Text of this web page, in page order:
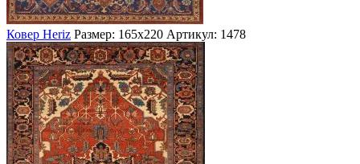
Ковер Heriz Размер: 165х220 Артикул: 1478